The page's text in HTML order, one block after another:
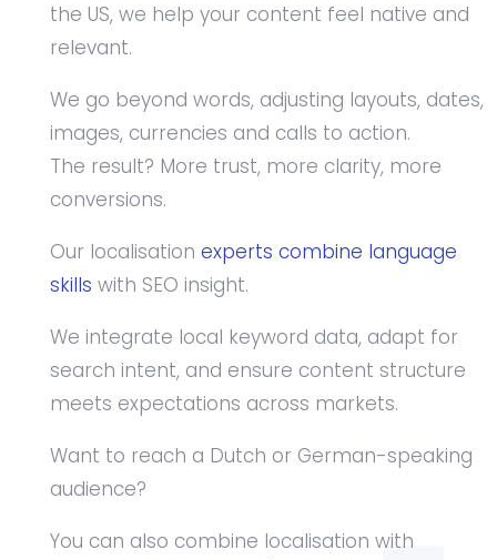
the US, we help your content feel native and
relevant.
We go beyond words, adjusting layouts, dates,
images, currencies and calls to action.
The result? More trust, more clarity, more
conversions.
Our localisation experts combine language
skills with SEO insight.
We integrate local keyword data, adapt for
search intent, and ensure content structure
meets expectations across markets.
Want to reach a Dutch or German-speaking
audience?
You can also combine localisation with